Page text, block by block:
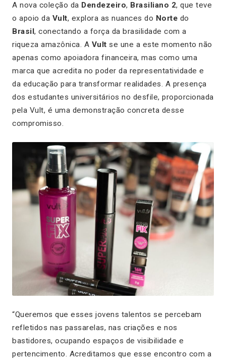
A nova coleção da Dendezeiro, Brasiliano 2, que teve
o apoio da Vult, explora as nuances do Norte do
Brasil, conectando a força da brasilidade com a
riqueza amazônica. A Vult se une a este momento não
apenas como apoiadora financeira, mas como uma
marca que acredita no poder da representatividade e
da educação para transformar realidades. A presença
dos estudantes universitários no desfile, proporcionada
pela Vult, é uma demonstração concreta desse
compromisso.
“Queremos que esses jovens talentos se percebam
refletidos nas passarelas, nas criações e nos
bastidores, ocupando espaços de visibilidade e
pertencimento. Acreditamos que esse encontro com a